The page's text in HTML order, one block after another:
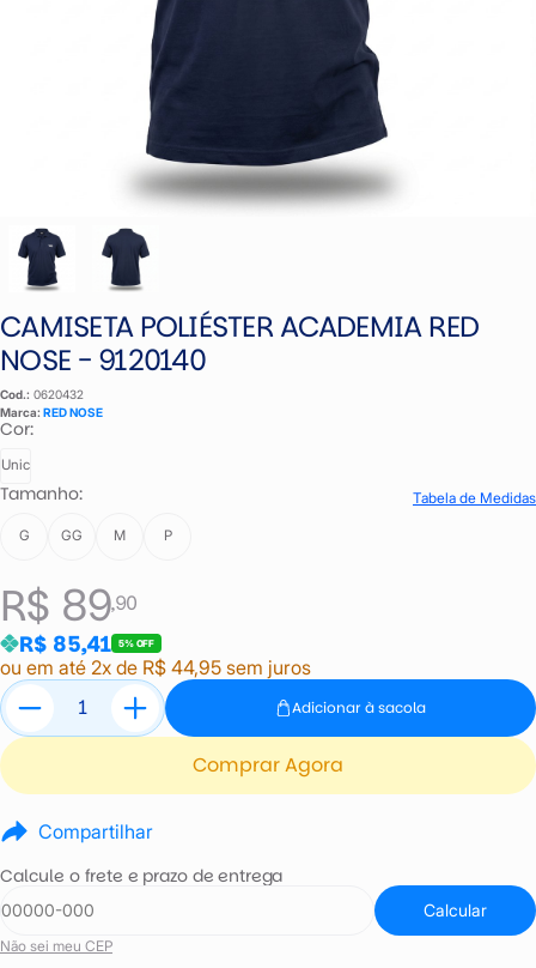
CAMISETA POLIÉSTER ACADEMIA RED
NOSE - 9120140
Cod.: 0620432
Marca: RED NOSE
R$ 89,90
R$ 85,41 5% OFF
ou em até 2x de R$ 44,95 sem juros
Cor:
Unic
Tamanho: Tabela de Medidas
G GG M P
Adicionar à sacola
Comprar Agora
Compartilhar
Calcule o frete e prazo de entrega
Calcular
Não sei meu CEP